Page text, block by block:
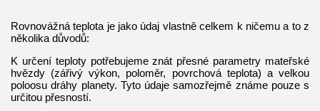
Rovnovážná teplota je jako údaj vlastně celkem k ničemu a to z
několika důvodů:
K určení teploty potřebujeme znát přesné parametry mateřské
hvězdy (zářivý výkon, poloměr, povrchová teplota) a velkou
poloosu dráhy planety. Tyto údaje samozřejmě známe pouze s
určitou přesností.